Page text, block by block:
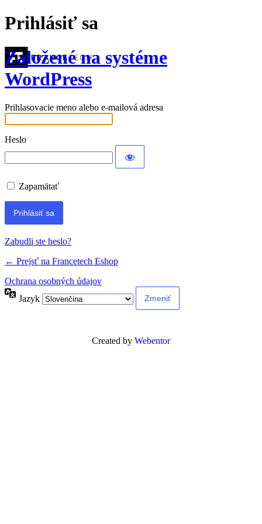
Prihlásiť sa
Založené na systéme
WordPress
Prihlasovacie meno alebo e-mailová adresa
Heslo
Zapamätať
Zabudli ste heslo?
← Prejsť na Francetech Eshop
Ochrana osobných údajov
Jazyk
Created by Webentor